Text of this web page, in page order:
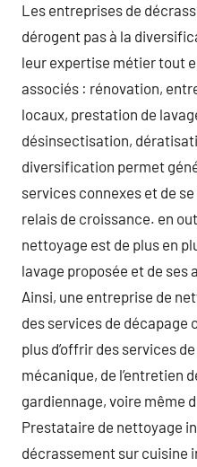
Les entreprises de
dérogent pas à la
leur expertise métier tout
associés : rénovation,
locaux, prestation de
désinsectisation,
diversification permet
services connexes et de
relais de croissance. en
nettoyage est de plus en
lavage proposée et de
Ainsi, une entreprise de
des services de décapage
plus d’offrir des services
mécanique, de l’entretien
gardiennage, voire même
Prestataire de nettoyage
décrassement sur cuisine